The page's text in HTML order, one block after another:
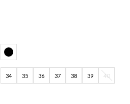
34 35 36 37 38 39 40